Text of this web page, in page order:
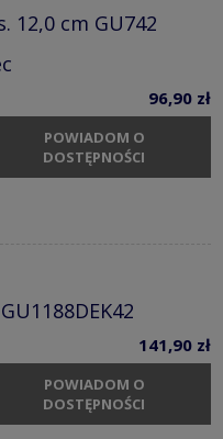
12,0 cm GU742
96,90 zł
POWIADOM O
DOSTĘPNOŚCI
141,90 zł
POWIADOM O
DOSTĘPNOŚCI